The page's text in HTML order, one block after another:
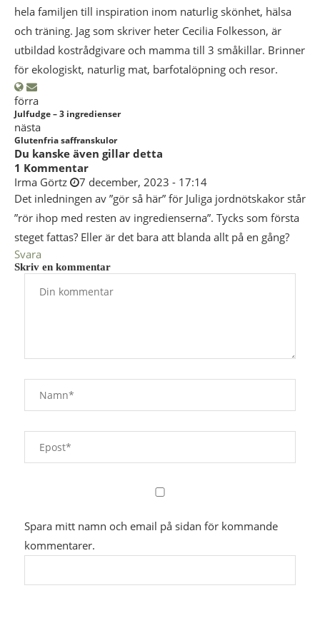
hela familjen till inspiration inom naturlig skönhet, hälsa
och träning. Jag som skriver heter Cecilia Folkesson, är
utbildad kostrådgivare och mamma till 3 småkillar. Brinner
för ekologiskt, naturlig mat, barfotalöpning och resor.
förra
Julfudge – 3 ingredienser
nästa
Glutenfria saffranskulor
Du kanske även gillar detta
1 Kommentar
Irma Görtz
7 december, 2023 - 17:14
Det inledningen av ”gör så här” för Juliga jordnötskakor står
”rör ihop med resten av ingredienserna”. Tycks som första
steget fattas? Eller är det bara att blanda allt på en gång?
Svara
Skriv en kommentar
Spara mitt namn och email på sidan för kommande
kommentarer.